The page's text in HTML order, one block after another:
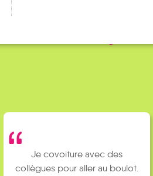
Je covoiture avec des
collègues pour aller au boulot.